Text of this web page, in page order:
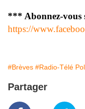
*** Abonnez-vous
https://
#Brèves #Radio-Télé
Partager